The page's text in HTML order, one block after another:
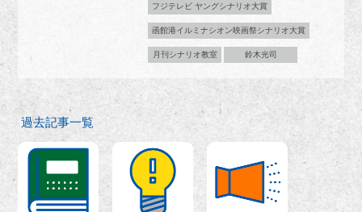
フジテレビ ヤングシナリオ大賞
函館港イルミナシオン映画祭シナリオ大賞
月刊シナリオ教室 鈴木光司
過去記事一覧